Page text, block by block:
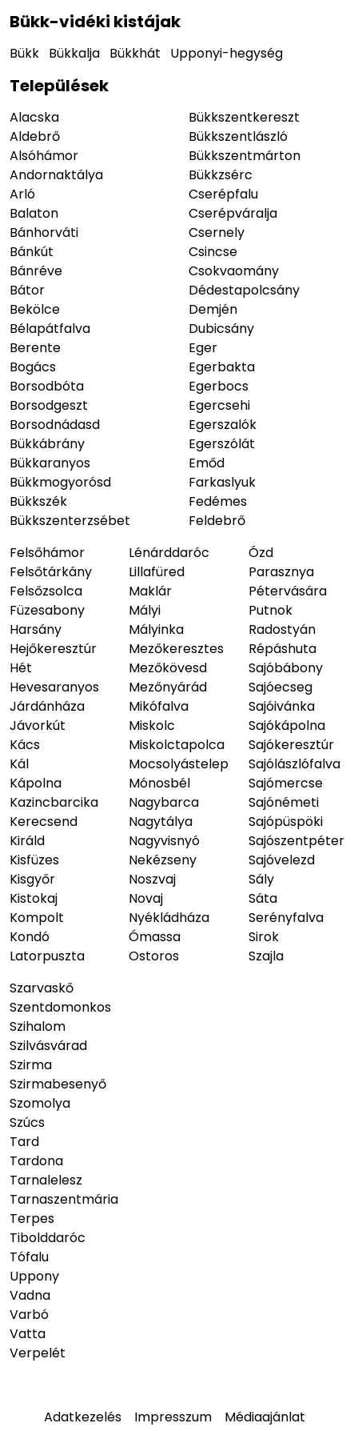
Bükk-vidéki kistájak
Bükk Bükkalja Bükkhát Upponyi-hegység
Települések
Alacska
Aldebrő
Alsóhámor
Andornaktálya
Arló
Balaton
Bánhorváti
Bánkút
Bánréve
Bátor
Bekölce
Bélapátfalva
Berente
Bogács
Borsodbóta
Borsodgeszt
Borsodnádasd
Bükkábrány
Bükkaranyos
Bükkmogyorósd
Bükkszék
Bükkszenterzsébet
Bükkszentkereszt
Bükkszentlászló
Bükkszentmárton
Bükkzsérc
Cserépfalu
Cserépváralja
Csernely
Csincse
Csokvaomány
Dédestapolcsány
Demjén
Dubicsány
Eger
Egerbakta
Egerbocs
Egercsehi
Egerszalók
Egerszólát
Emőd
Farkaslyuk
Fedémes
Feldebrő
Felsőhámor
Felsőtárkány
Felsőzsolca
Füzesabony
Harsány
Hejőkeresztúr
Hét
Hevesaranyos
Járdánháza
Jávorkút
Kács
Kál
Kápolna
Kazincbarcika
Kerecsend
Királd
Kisfüzes
Kisgyőr
Kistokaj
Kompolt
Kondó
Latorpuszta
Lénárddaróc
Lillafüred
Maklár
Mályi
Mályinka
Mezőkeresztes
Mezőkövesd
Mezőnyárád
Mikófalva
Miskolc
Miskolctapolca
Mocsolyástelep
Mónosbél
Nagybarca
Nagytálya
Nagyvisnyó
Nekézseny
Noszvaj
Novaj
Nyékládháza
Ómassa
Ostoros
Ózd
Parasznya
Pétervására
Putnok
Radostyán
Répáshuta
Sajóbábony
Sajóecseg
Sajóivánka
Sajókápolna
Sajókeresztúr
Sajólászlófalva
Sajómercse
Sajónémeti
Sajópüspöki
Sajószentpéter
Sajóvelezd
Sály
Sáta
Serényfalva
Sirok
Szajla
Szarvaskő
Szentdomonkos
Szihalom
Szilvásvárad
Szirma
Szirmabesenyő
Szomolya
Szúcs
Tard
Tardona
Tarnalelesz
Tarnaszentmária
Terpes
Tibolddaróc
Tófalu
Uppony
Vadna
Varbó
Vatta
Verpelét
Adatkezelés Impresszum Médiaajánlat